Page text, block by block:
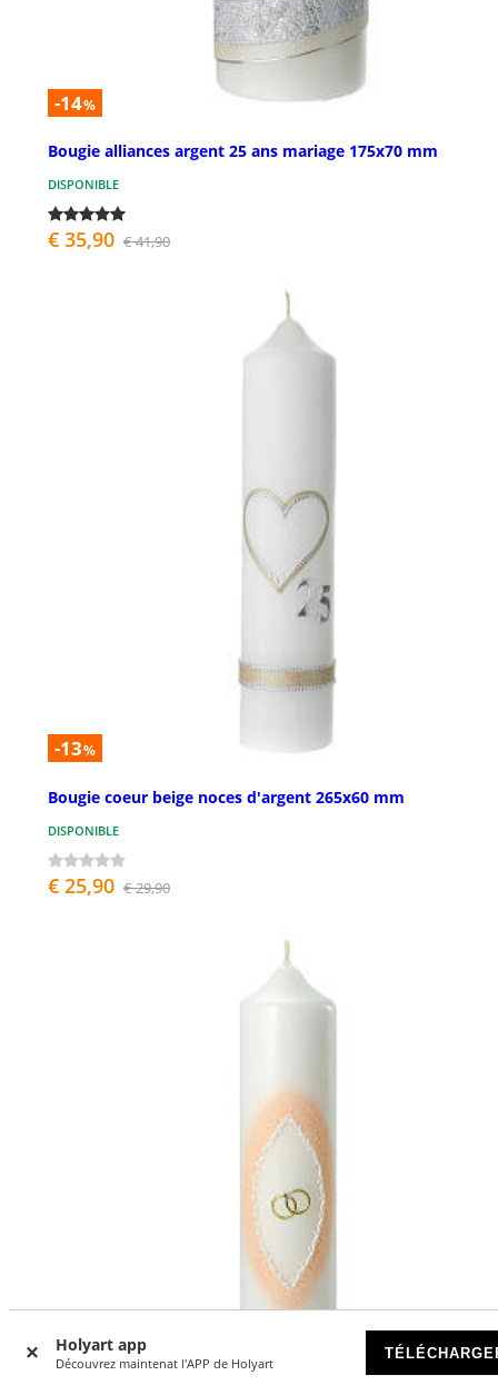
Holyart app
Découvrez maintenat l'APP de Holyart
-14%
Bougie alliances argent 25 ans mariage 175x70 mm
DISPONIBLE
€ 35,90 € 41,90
-13%
Bougie coeur beige noces d'argent 265x60 mm
DISPONIBLE
€ 25,90 € 29,90